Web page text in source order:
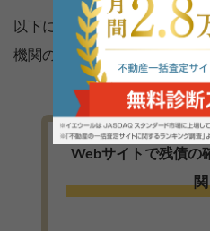
以下にWebサイトから住宅ロ
機関のリスト（一部）を載せ
Webサイトで残債の
関